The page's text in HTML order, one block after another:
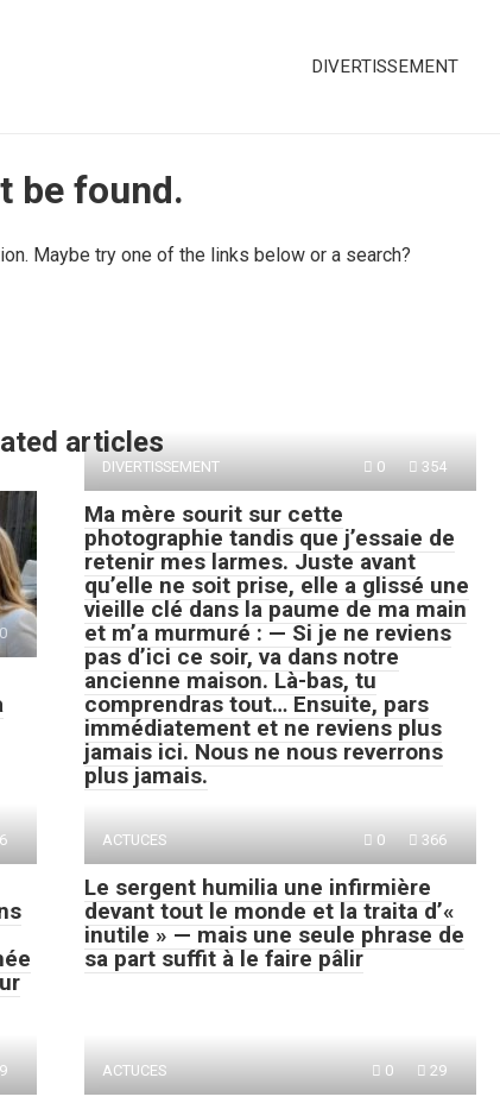
DIVERTISSEMENT
be found.
Maybe try one of the links below or a search?
articles
DIVERTISSEMENT 0 354
Ma mère sourit sur cette
photographie tandis que j’essaie de
retenir mes larmes. Juste avant
qu’elle ne soit prise, elle a glissé une
vieille clé dans la paume de ma main
et m’a murmuré : — Si je ne reviens
pas d’ici ce soir, va dans notre
ancienne maison. Là-bas, tu
comprendras tout… Ensuite, pars
immédiatement et ne reviens plus
jamais ici. Nous ne nous reverrons
plus jamais.
ACTUCES 0 366
Le sergent humilia une infirmière
devant tout le monde et la traita d’«
inutile » — mais une seule phrase de
sa part suffit à le faire pâlir
ACTUCES 0 29